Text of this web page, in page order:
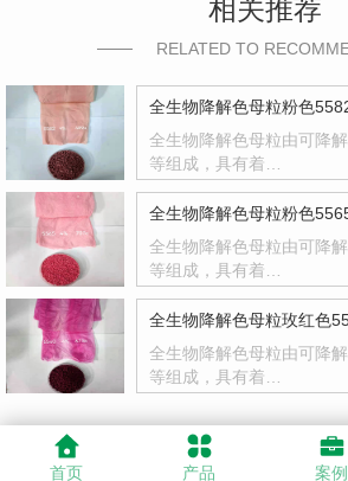
相关推荐
RELATED TO
全生物降解色母粒粉色
全生物降解色母粒由可降
等组成，具有着…
全生物降解色母粒粉色
全生物降解色母粒由可降
等组成，具有着…
全生物降解色母粒玫红色
全生物降解色母粒由可降
等组成，具有着…
首页 产品 案例